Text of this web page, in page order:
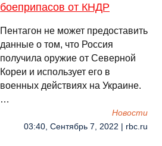
боеприпасов от КНДР
Пентагон не может предоставить
данные о том, что Россия
получила оружие от Северной
Кореи и использует его в
военных действиях на Украине.
…
Новости
03:40, Сентябрь 7, 2022 | rbc.ru